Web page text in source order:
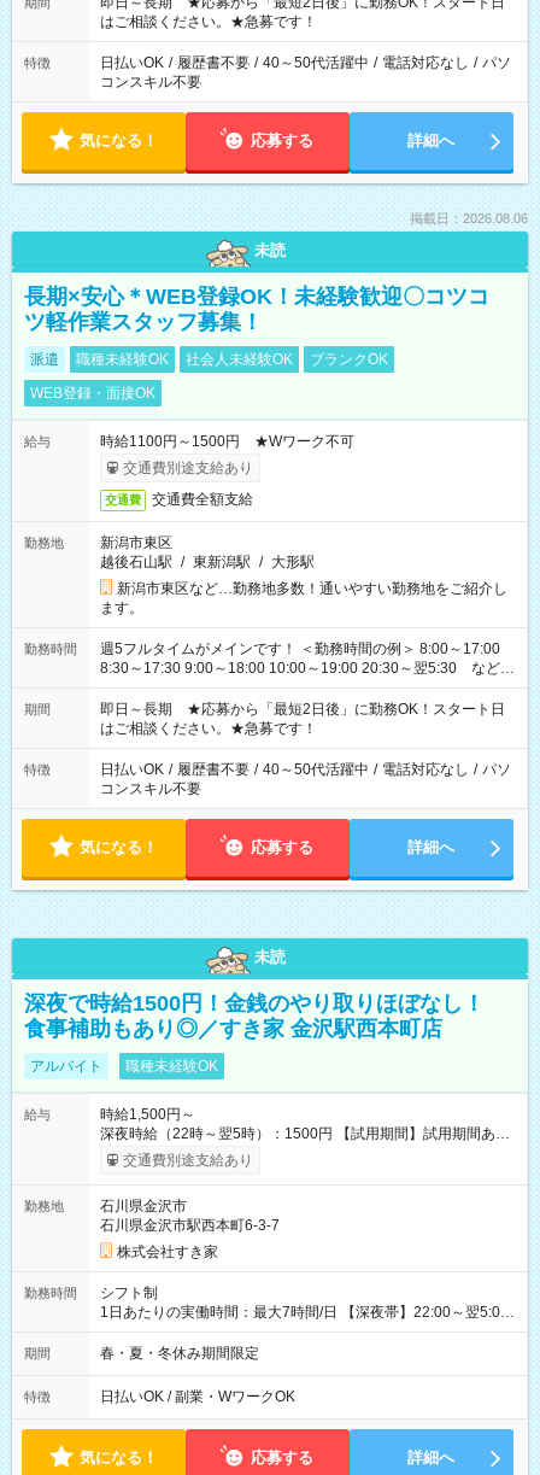
はご相談ください。★急募です！
特徴 日払いOK / 履歴書不要 / 40～50代活躍中 / 電話対応なし / パソ
コンスキル不要
気になる！ 応募する 詳細へ
掲載日：2026.08.06
未読
長期×安心＊WEB登録OK！未経験歓迎〇コツコ
ツ軽作業スタッフ募集！
派遣 職種未経験OK 社会人未経験OK
ブランクOK
WEB登録・面接OK
給与
時給1100円～1500円 ★Wワーク不可
交通費別途支給あり
交通費 交通費全額支給
勤務地
新潟市東区
越後石山駅 / 東新潟駅 / 大形駅
新潟市東区など…勤務地多数！通いやすい勤務地をご紹介し
ます。
勤務時間
週5フルタイムがメインです！ ＜勤務時間の例＞ 8:00～17:00
8:30～17:30 9:00～18:00 10:00～19:00 20:30～翌5:30 など ★
その他にも勤務時間多数！ 日勤のみ、残業なし、交替制など
ご希望を教えてください！
期間
即日～長期 ★応募から「最短2日後」に勤務OK！スタート日
はご相談ください。★急募です！
特徴 日払いOK / 履歴書不要 / 40～50代活躍中 / 電話対応なし / パソ
コンスキル不要
気になる！ 応募する 詳細へ
未読
深夜で時給1500円！金銭のやり取りほぼなし！
食事補助もあり◎／すき家 金沢駅西本町店
アルバイト 職種未経験OK
給与
時給1,500円～
深夜時給（22時～翌5時）：1500円 【試用期間】試用期間あり
試用期間の長さ：1ヶ月 雇用形態、給与は本採用時と同じです。
試用期間の実態は30日（※条件変更なし）ですが、切り上げで
同時給）
交通費別途支給あり
勤務地
石川県金沢市
石川県金沢市駅西本町6-3-7
株式会社すき家
勤務時間
シフト制
1日あたりの実働時間：最大7時間/日 【深夜帯】22:00～翌5:00
週2日～・1日2h～OK◎ ※22:00から翌5:00までは18歳以上の方
のみ勤務可能です（18歳未満の深夜業務禁止のため） ★深夜で
す。 必ず、2名以上での勤務を行いますので、安心して働けま
す。
期間 春・夏・冬休み期間限定
特徴 日払いOK / 副業・WワークOK
気になる！ 応募する 詳細へ